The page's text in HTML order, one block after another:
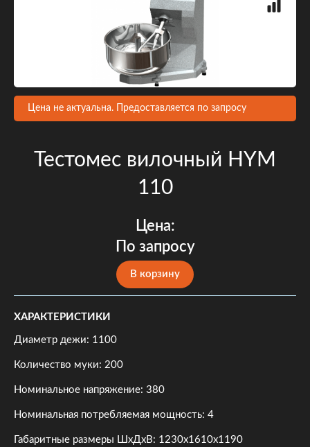
Цена не актуальна. Предоставляется по запросу
Тестомес вилочный НYM
110
Цена:
По запросу
В корзину
ХАРАКТЕРИСТИКИ
Диаметр дежи: 1100
Количество муки: 200
Номинальное напряжение: 380
Номинальная потребляемая мощность: 4
Габаритные размеры ШхДхВ: 1230х1610х1190